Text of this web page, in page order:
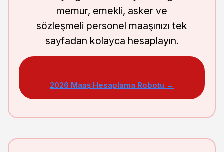
memur, emekli, asker ve
sözleşmeli personel maaşınızı tek
sayfadan kolayca hesaplayın.
2026 Maaş Hesaplama Robotu →